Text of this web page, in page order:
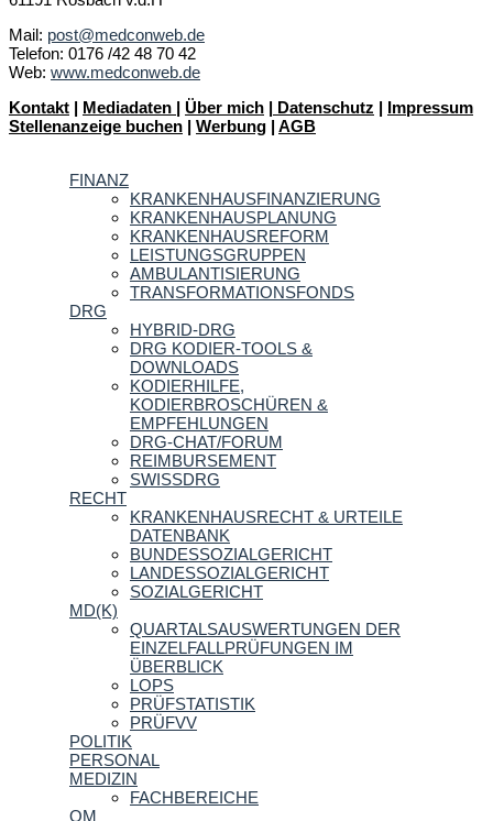
Mail: post@medconweb.de
Telefon: 0176 /42 48 70 42
Web: www.medconweb.de
Kontakt
Mediadaten Über mich Datenschutz
Impressum
Stellenanzeige buchen
Werbung AGB
FINANZ
KRANKENHAUSFINANZIERUNG
KRANKENHAUSPLANUNG
KRANKENHAUSREFORM
LEISTUNGSGRUPPEN
AMBULANTISIERUNG
TRANSFORMATIONSFONDS
DRG
HYBRID-DRG
DRG KODIER-TOOLS &
DOWNLOADS
KODIERHILFE,
KODIERBROSCHÜREN &
EMPFEHLUNGEN
DRG-CHAT/FORUM
REIMBURSEMENT
SWISSDRG
RECHT
KRANKENHAUSRECHT & URTEILE
DATENBANK
BUNDESSOZIALGERICHT
LANDESSOZIALGERICHT
SOZIALGERICHT
MD(K)
QUARTALSAUSWERTUNGEN DER
EINZELFALLPRÜFUNGEN IM
ÜBERBLICK
LOPS
PRÜFSTATISTIK
PRÜFVV
POLITIK
PERSONAL
MEDIZIN
FACHBEREICHE
QM